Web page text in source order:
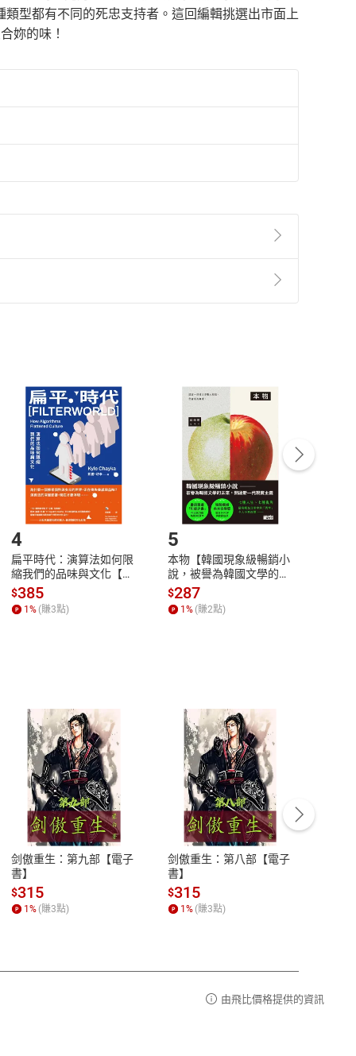
型都有不同的死忠支持者。這回編輯挑選出市面上
妳的味！
第2條第5款之規定，「非以有形媒介提供之數位
點選「瀏覽訂單明細」 「申請取消訂單
貨。
付款方式
Payment
完成
Complete
號，下載書籍後看書
性
參
客服資訊
服務時間：週一到週五 10:00-12:00、
13:00-17:00 (國定假日及例假日休息)
客服電話：0080-1857077
4
扁平時代：演算法如何限
縮我們的品味與文化【電
子書】
$385
1% (賺3點)
5
本物【韓國現象級暢銷小
說，被譽為韓國文學的未
來】【電子書】
$287
1% (賺2點)
剑傲重生：第九部【電子
書】
$315
1% (賺3點)
剑傲重生：第八部【電子
書】
$315
1% (賺3點)
由飛比價格提供的資訊